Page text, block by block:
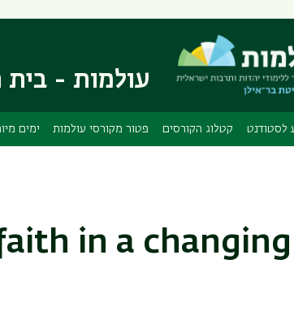
עולמות - בית
לסטודנט קטלוג הקורסים פטור מקורסי עולמות ימים
in a